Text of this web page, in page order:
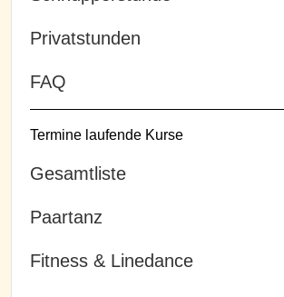
Privatstunden
FAQ
Termine laufende Kurse
Gesamtliste
Paartanz
Fitness & Linedance